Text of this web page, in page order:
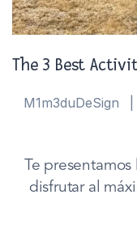
The 3 Best
M1m3duDeSign
Te
disfrutar al